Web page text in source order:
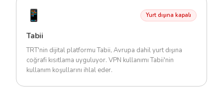
📱 Yurt dışına kapalı
Tabii
TRT'nin dijital platformu Tabii, Avrupa dahil yurt dışına
coğrafi kısıtlama uyguluyor. VPN kullanımı Tabii'nin
kullanım koşullarını ihlal eder.